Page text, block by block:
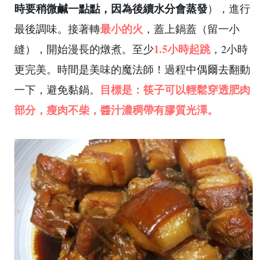
時要稍微鹹一點點，因為後續水分會蒸發），進行
最後調味。接著轉最小的火 ，蓋上鍋蓋（留一小
縫），開始漫長的燉煮。至少1.5小時起跳，2小時
更完美。時間是美味的魔法師！過程中偶爾去翻動
一下，避免黏鍋。 目標是：筷子可以輕鬆穿透肥肉
部分，瘦肉不柴，醬汁濃稠帶有膠質光澤。